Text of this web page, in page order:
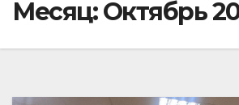
Месяц:Октябрь